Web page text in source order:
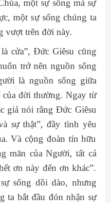
một sự sống mà sự
một sự sống chúng ta
vượt trên đời này.
cửa”, Đức Giêsu cũng
trở nên nguồn sống
là nguồn sống giữa
của đời thường. Ngay từ
giả nói rằng Đức Giêsu
sự thật”, đầy tình yêu
Và cộng đoàn tín hữu
mãn của Người, tất cả
ơn này đến ơn khác”.
sống dồi dào, nhưng
ta bắt đầu đón nhận sự